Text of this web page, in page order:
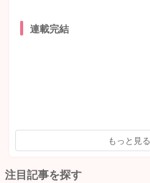
連載完結
もっと見る
注目記事を探す